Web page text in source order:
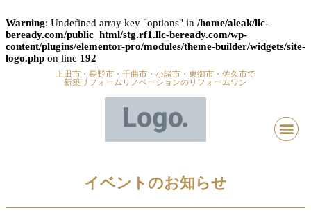
Warning: Undefined array key "options" in /home/aleak/llc-
beready.com/public_html/stg.rf1.llc-beready.com/wp-
content/plugins/elementor-pro/modules/theme-builder/widgets/site-
logo.php on line 192
上田市・長野市・千曲市・小諸市・東御市・佐久市で
新築リフォームリノベーションのリフォームワン
イベントのお知らせ